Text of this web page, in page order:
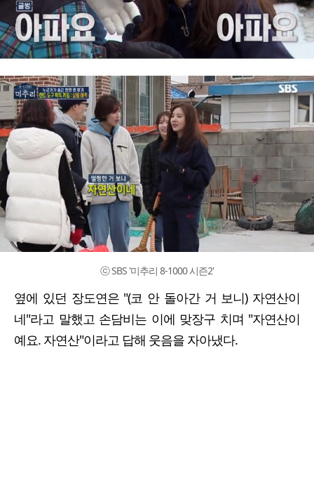
ⓒ SBS '미추리 8-1000 시즌2'
옆에 있던 장도연은 "(코 안 돌아간 거 보니) 자연산이
네"라고 말했고 손담비는 이에 맞장구 치며 "자연산이
예요. 자연산"이라고 답해 웃음을 자아냈다.